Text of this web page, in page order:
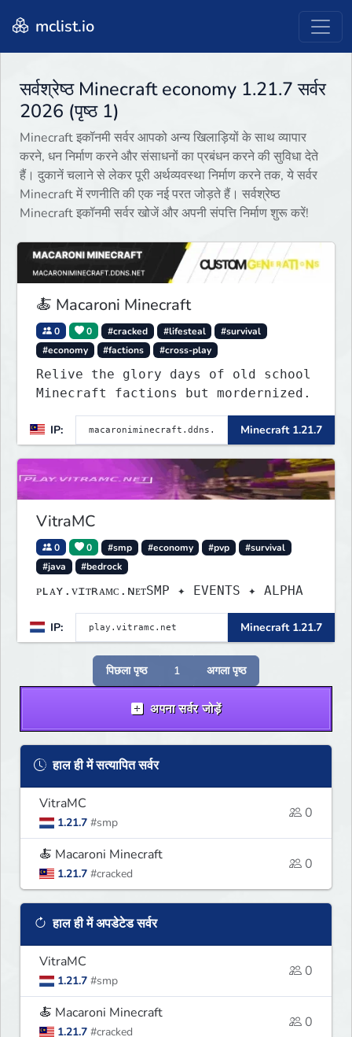
mclist.io
सर्वश्रेष्ठ Minecraft economy 1.21.7 सर्वर
2026 (पृष्ठ 1)
Minecraft इकॉनमी सर्वर आपको अन्य खिलाड़ियों के साथ व्यापार
करने, धन निर्माण करने और संसाधनों का प्रबंधन करने की सुविधा देते
हैं। दुकानें चलाने से लेकर पूरी अर्थव्यवस्था निर्माण करने तक, ये सर्वर
Minecraft में रणनीति की एक नई परत जोड़ते हैं। सर्वश्रेष्ठ
Minecraft इकॉनमी सर्वर खोजें और अपनी संपत्ति निर्माण शुरू करें!
🍝 Macaroni Minecraft
0 0 #cracked #lifesteal
#survival
#economy
#factions #cross-play
Relive the glory days of old school
Minecraft factions but mordernized.
IP: Minecraft 1.21.7
VitraMC
0 0 #smp #economy #pvp
#survival
#java
#bedrock
ᴘʟᴀʏ.ᴠɪᴛʀᴀᴍᴄ.ɴᴇᴛSMP ✦ EVENTS ✦ ALPHA
IP: Minecraft 1.21.7
पिछला पृष्ठ 1 अगला पृष्ठ
अपना सर्वर जोड़ें
हाल ही में सत्यापित सर्वर
VitraMC
1.21.7 #smp
0
🍝 Macaroni Minecraft
1.21.7 #cracked
0
हाल ही में अपडेटेड सर्वर
VitraMC
1.21.7 #smp
0
🍝 Macaroni Minecraft
1.21.7 #cracked
0